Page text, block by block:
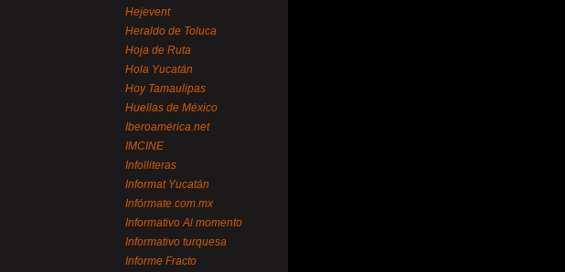
Hejevent
Heraldo de Toluca
Hoja de Ruta
Hola Yucatán
Hoy Tamaulipas
Huellas de México
Iberoamérica.net
IMCINE
Infolliteras
Informat Yucatán
Infórmate.com.mx
Informativo Al momento
Informativo turquesa
Informe Fracto